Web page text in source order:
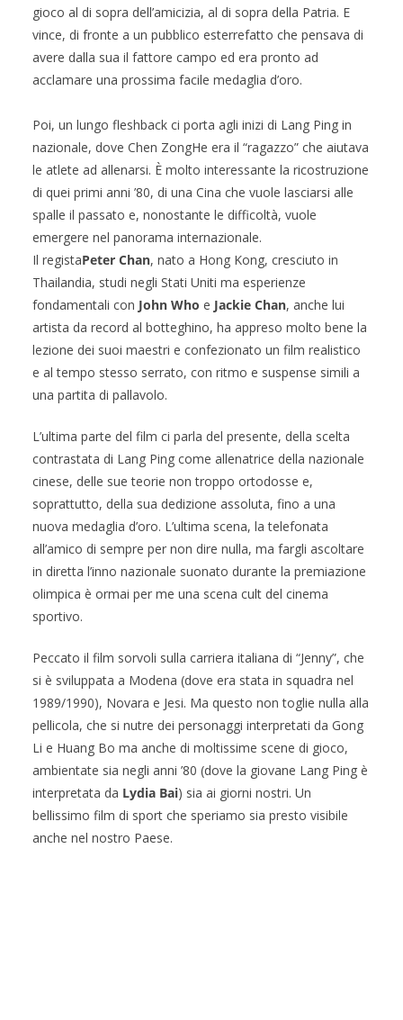
gioco al di sopra dell’amicizia, al di sopra della Patria. E
vince, di fronte a un pubblico esterrefatto che pensava di
avere dalla sua il fattore campo ed era pronto ad
acclamare una prossima facile medaglia d’oro.
Poi, un lungo fleshback ci porta agli inizi di Lang Ping in
nazionale, dove Chen ZongHe era il “ragazzo” che aiutava
le atlete ad allenarsi. È molto interessante la ricostruzione
di quei primi anni ’80, di una Cina che vuole lasciarsi alle
spalle il passato e, nonostante le difficoltà, vuole
emergere nel panorama internazionale.
Il registaPeter Chan, nato a Hong Kong, cresciuto in
Thailandia, studi negli Stati Uniti ma esperienze
fondamentali con John Who e Jackie Chan, anche lui
artista da record al botteghino, ha appreso molto bene la
lezione dei suoi maestri e confezionato un film realistico
e al tempo stesso serrato, con ritmo e suspense simili a
una partita di pallavolo.
L’ultima parte del film ci parla del presente, della scelta
contrastata di Lang Ping come allenatrice della nazionale
cinese, delle sue teorie non troppo ortodosse e,
soprattutto, della sua dedizione assoluta, fino a una
nuova medaglia d’oro. L’ultima scena, la telefonata
all’amico di sempre per non dire nulla, ma fargli ascoltare
in diretta l’inno nazionale suonato durante la premiazione
olimpica è ormai per me una scena cult del cinema
sportivo.
Peccato il film sorvoli sulla carriera italiana di “Jenny”, che
si è sviluppata a Modena (dove era stata in squadra nel
1989/1990), Novara e Jesi. Ma questo non toglie nulla alla
pellicola, che si nutre dei personaggi interpretati da Gong
Li e Huang Bo ma anche di moltissime scene di gioco,
ambientate sia negli anni ’80 (dove la giovane Lang Ping è
interpretata da Lydia Bai) sia ai giorni nostri. Un
bellissimo film di sport che speriamo sia presto visibile
anche nel nostro Paese.